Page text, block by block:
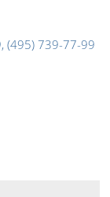
(495) 739-77-99